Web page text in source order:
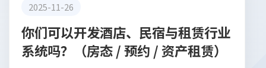
2025-11-26
你们可以开发酒店、民宿与租赁行业
系统吗？（房态 / 预约 / 资产租赁）